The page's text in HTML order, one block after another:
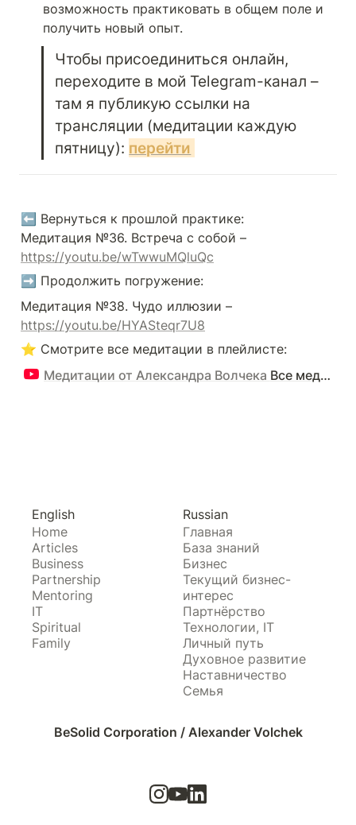
возможность практиковать в общем поле и
получить новый опыт.
Чтобы присоединиться онлайн,
переходите в мой Telegram-канал –
там я публикую ссылки на
трансляции (медитации каждую
пятницу): перейти
⬅️ Вернуться к прошлой практике:
https://youtu.be/wTwwuMQluQc
➡️ Продолжить погружение:
https://youtu.be/HYASteqr7U8
Медитации от Александра Волчека Все медитации
BeSolid Corporation / Alexander Volchek
English
Home
Articles
Business
Partnership
Mentoring
IT
Spiritual
Family
Russian
Главная
База знаний
Бизнес
Текущий бизнес-
интерес
Партнёрство
Технологии, IT
Личный путь
Духовное развитие
Наставничество
Семья